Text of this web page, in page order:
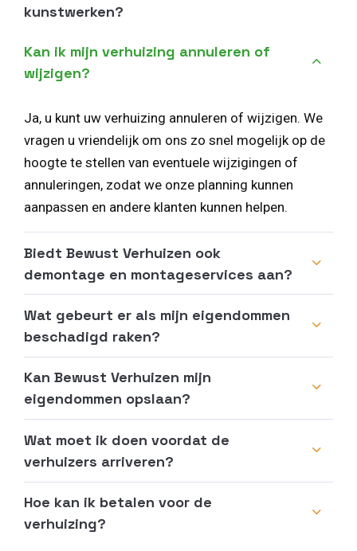
kunstwerken?
Kan ik mijn verhuizing annuleren of
wijzigen?
Ja, u kunt uw verhuizing annuleren of wijzigen. We
vragen u vriendelijk om ons zo snel mogelijk op de
hoogte te stellen van eventuele wijzigingen of
annuleringen, zodat we onze planning kunnen
aanpassen en andere klanten kunnen helpen.
Biedt Bewust Verhuizen ook
demontage en montageservices aan?
Wat gebeurt er als mijn eigendommen
beschadigd raken?
Kan Bewust Verhuizen mijn
eigendommen opslaan?
Wat moet ik doen voordat de
verhuizers arriveren?
Hoe kan ik betalen voor de
verhuizing?